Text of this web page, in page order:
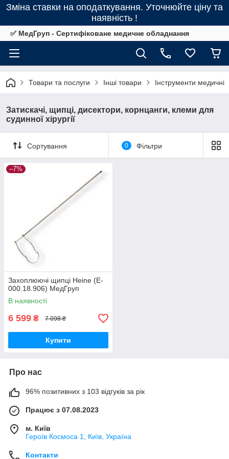
Зміна ставки на оподаткування. Уточнюйте ціну та
наявність !
✅ МедГруп - Сертифіковане медичне обладнання
Товари та послуги Інші товари Інструменти медичні
Затискачі, щипці, дисектори, корнцанги, клеми для
судинної хірургії
Сортування 0 Фільтри
–7%
Захоплюючі щипці Heine (E-
000.18.906) МедГруп
В наявності
6 599 ₴ 7 098 ₴
Купити
Про нас
96% позитивних з 103 відгуків за рік
Працює з 07.08.2023
м. Київ
Героїв Космоса 1, Київ, Україна
Контакти